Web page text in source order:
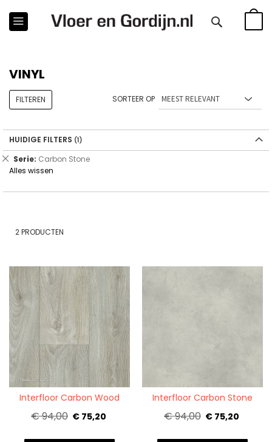
VINYL
2PRODUCTEN
SORTEER OP
Interfloor Carbon Wood
€ 94,00 € 75,20
Quickview
Interfloor Carbon Stone
€ 94,00 € 75,20
FILTEREN
HUIDIGE FILTERS
Serie Carbon Stone
Verwijder
dit
Alles wissen